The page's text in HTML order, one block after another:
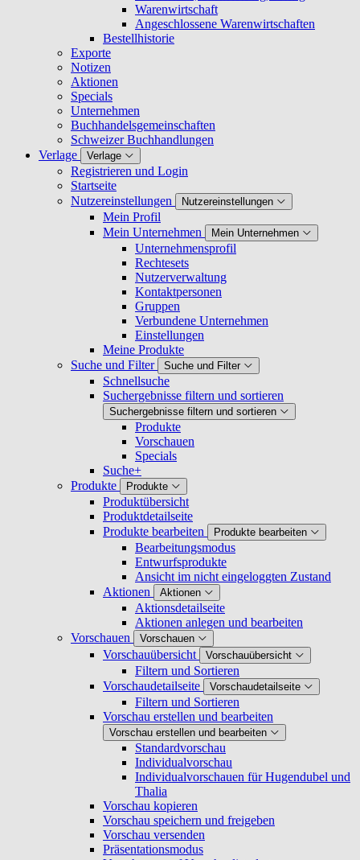
Warenwirtschaft
Angeschlossene Warenwirtschaften
Bestellhistorie
Exporte
Notizen
Aktionen
Specials
Unternehmen
Buchhandelsgemeinschaften
Schweizer Buchhandlungen
Verlage
Verlage
Registrieren und Login
Startseite
Nutzereinstellungen
Nutzereinstellungen
Mein Profil
Mein Unternehmen
Mein Unternehmen
Unternehmensprofil
Rechtesets
Nutzerverwaltung
Kontaktpersonen
Gruppen
Verbundene Unternehmen
Einstellungen
Meine Produkte
Suche und Filter
Suche und Filter
Schnellsuche
Suchergebnisse filtern und sortieren
Suchergebnisse filtern und sortieren
Produkte
Vorschauen
Specials
Suche+
Produkte
Produkte
Produktübersicht
Produktdetailseite
Produkte bearbeiten
Produkte bearbeiten
Bearbeitungsmodus
Entwurfsprodukte
Ansicht im nicht eingeloggten Zustand
Aktionen
Aktionen
Aktionsdetailseite
Aktionen anlegen und bearbeiten
Vorschauen
Vorschauen
Vorschauübersicht Vorschauübersicht
Filtern und Sortieren
Vorschaudetailseite
Vorschaudetailseite
Filtern und Sortieren
Vorschau erstellen und bearbeiten
Vorschau erstellen und bearbeiten
Standardvorschau
Individualvorschau
Individualvorschauen für Hugendubel und
Thalia
Vorschau kopieren
Vorschau speichern und freigeben
Vorschau versenden
Präsentationsmodus